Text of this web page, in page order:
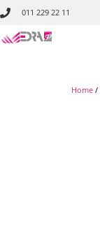
011 229 22 11
Home /